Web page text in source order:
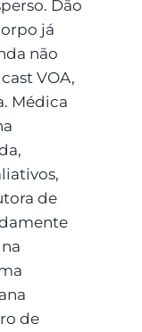
Dão
já
não
VOA,
Médica
de
de